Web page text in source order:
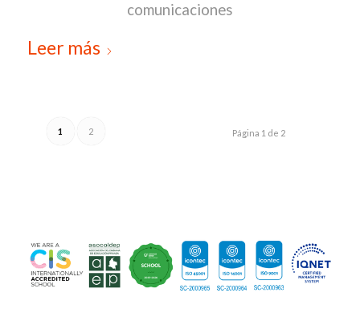
comunicaciones
Leer más
Página 1 de 2
1 2